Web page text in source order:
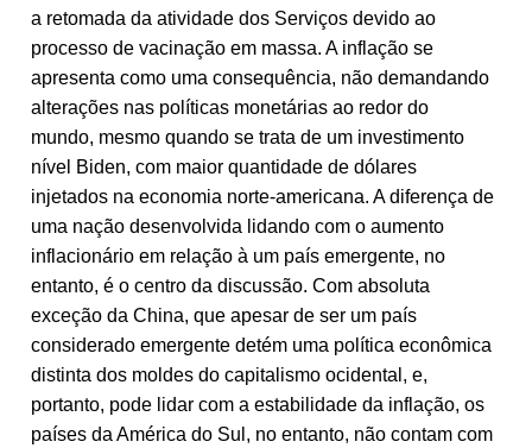
a retomada da atividade dos Serviços devido ao
processo de vacinação em massa. A inflação se
apresenta como uma consequência, não demandando
alterações nas políticas monetárias ao redor do
mundo, mesmo quando se trata de um investimento
nível Biden, com maior quantidade de dólares
injetados na economia norte-americana. A diferença de
uma nação desenvolvida lidando com o aumento
inflacionário em relação à um país emergente, no
entanto, é o centro da discussão. Com absoluta
exceção da China, que apesar de ser um país
considerado emergente detém uma política econômica
distinta dos moldes do capitalismo ocidental, e,
portanto, pode lidar com a estabilidade da inflação, os
países da América do Sul, no entanto, não contam com